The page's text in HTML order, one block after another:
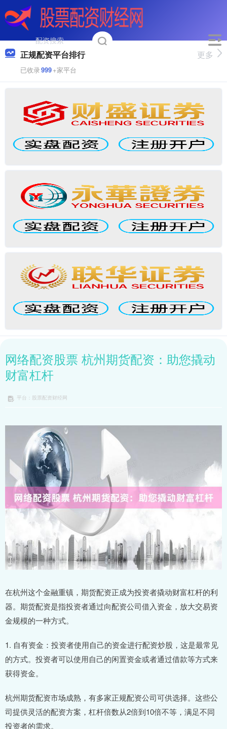
正规配资平台排行
已收录999+家平台
更多
网络配资股票 杭州期货配资：助您撬动
财富杠杆
平台：股票配资财经网
在杭州这个金融重镇，期货配资正成为投资者撬动财富杠杆的利
器。期货配资是指投资者通过向配资公司借入资金，放大交易资
金规模的一种方式。
1. 自有资金：投资者使用自己的资金进行配资炒股，这是最常见
的方式。投资者可以使用自己的闲置资金或者通过借款等方式来
获得资金。
杭州期货配资市场成熟，有多家正规配资公司可供选择。这些公
司提供灵活的配资方案，杠杆倍数从2倍到10倍不等，满足不同
投资者的需求。